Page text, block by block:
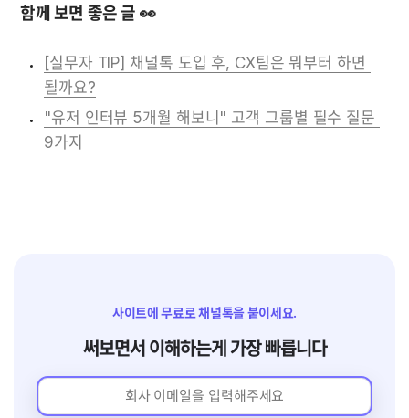
함께 보면 좋은 글 👀
[실무자 TIP] 채널톡 도입 후, CX팀은 뭐부터 하면
될까요?
"유저 인터뷰 5개월 해보니" 고객 그룹별 필수 질문
9가지
사이트에 무료로 채널톡을 붙이세요.
써보면서 이해하는게 가장 빠릅니다